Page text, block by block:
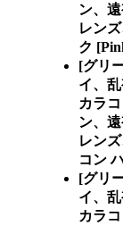
ン、
レン
ク
[グリ
イ、
カラ
ン、
レン
コン
[グリ
イ、
カラ